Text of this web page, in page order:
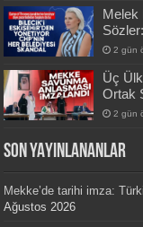
Melek
2 gün
Üç
Ortak
2 gün
SON YAYINLANANLAR
Mekke’de tarihi imza:
Ağustos 2026